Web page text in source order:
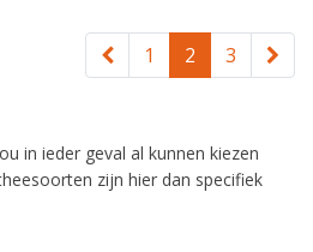
1 2 3
in ieder geval al kunnen kiezen
zijn hier dan specifiek